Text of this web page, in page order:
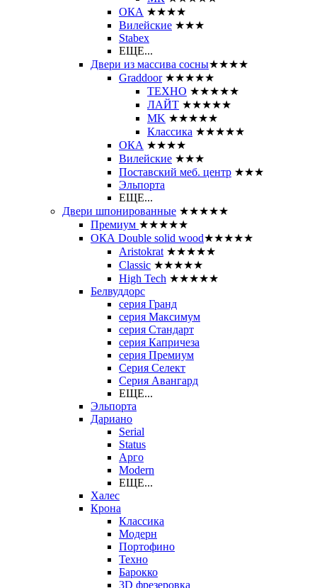
ОКА ★★★★
Вилейские ★★★
Stabex
ЕЩЕ...
Двери из массива сосны★★★★
Graddoor ★★★★★
ТЕХНО ★★★★★
ЛАЙТ ★★★★★
MK ★★★★★
Классика ★★★★★
ОКА ★★★★
Вилейские ★★★
Поставский меб. центр ★★★
Эльпорта
ЕЩЕ...
Двери шпонированные ★★★★★
Премиум ★★★★★
ОКА Double solid wood★★★★★
Aristokrat ★★★★★
Classic ★★★★★
High Tech ★★★★★
Белвуддорс
серия Гранд
серия Максимум
серия Стандарт
серия Капричеза
серия Премиум
Серия Селект
Серия Авангард
ЕЩЕ...
Эльпорта
Дариано
Serial
Status
Арго
Modern
ЕЩЕ...
Халес
Крона
Классика
Модерн
Портофино
Техно
Барокко
3D фрезеровка